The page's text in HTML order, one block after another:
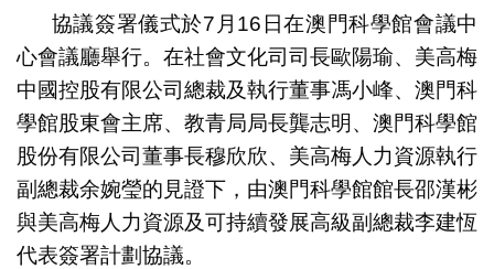
協議簽署儀式於7月16日在澳門科學館會議中
心會議廳舉行。在社會文化司司長歐陽瑜、美高梅
中國控股有限公司總裁及執行董事馮小峰、澳門科
學館股東會主席、教青局局長龔志明、澳門科學館
股份有限公司董事長穆欣欣、美高梅人力資源執行
副總裁余婉瑩的見證下，由澳門科學館館長邵漢彬
與美高梅人力資源及可持續發展高級副總裁李建恆
代表簽署計劃協議。